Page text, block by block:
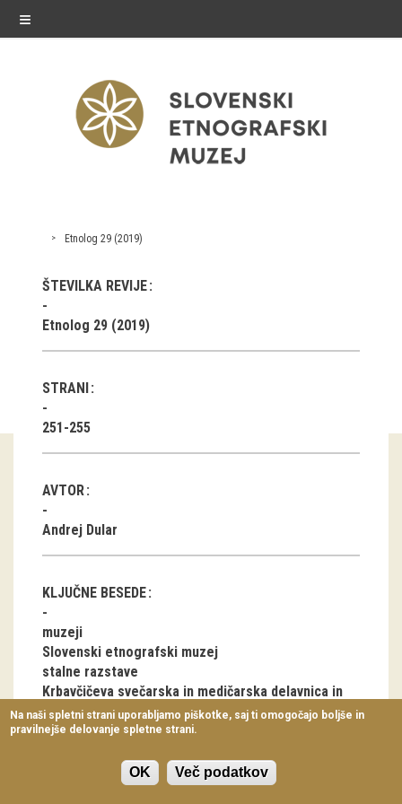
≡
razstave
Stalne razstave
Občasne razstave
Gostovanja
E-razstave
Virtualni sprehodi
Razstavni projekti
Napovednik
Arhiv razstav
Koledar dogodkov
Prireditve
Predavanja
Delavnice
Vodeni ogledi
Etnolog 29 (2019)
ŠTEVILKA REVIJE
Etnolog 29 (2019)
STRANI
251-255
AVTOR
Andrej Dular
KLJUČNE BESEDE
muzeji
Slovenski etnografski muzej
stalne razstave
Krbavčičeva svečarska in medičarska delavnica in
trgovina
Na naši spletni strani uporabljamo piškotke, saj ti omogočajo boljše in
pravilnejše delovanje spletne strani.
OK Več podatkov